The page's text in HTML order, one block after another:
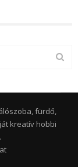
fürdő,
kreatív hobbi